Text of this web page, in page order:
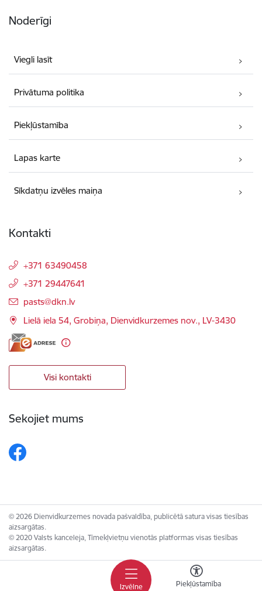
Izvēlne Piekļūstamība
Noderīgi
Viegli lasīt
Privātuma politika
Piekļūstamība
Lapas karte
Sīkdatņu izvēles maiņa
Kontakti
+371 63490458
+371 29447641
E-pasts:
pasts@dkn.lv
Lielā iela 54, Grobiņa, Dienvidkurzemes nov., LV-3430
Visi kontakti
Sekojiet mums
© 2026 Dienvidkurzemes novada pašvaldība, publicētā satura visas tiesības
aizsargātas.
© 2020 Valsts kanceleja, Tīmekļvietņu vienotās platformas visas tiesības
aizsargātas.